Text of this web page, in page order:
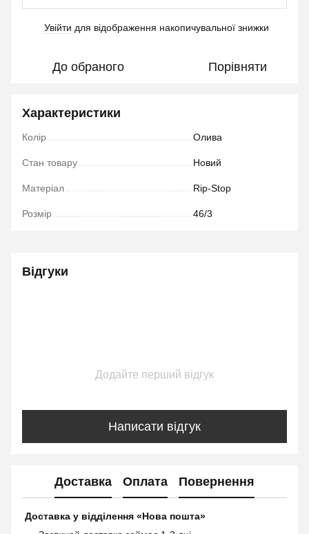
Увійти для відображення накопичувальної знижки
До обраного Порівняти
Характеристики
Колір Олива
Стан товару Новий
Матеріал Rip-Stop
Розмір 46/3
Відгуки
Додайте перший відгук
Написати відгук
Доставка Оплата Повернення
Доставка у відділення «Нова пошта»